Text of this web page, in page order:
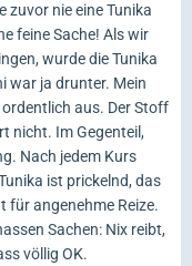
zuvor nie eine Tunika
feine Sache! Als wir
wurde die Tunika
war ja drunter. Mein
aus. Der Stoff
nicht. Im Gegenteil,
Nach jedem Kurs
ist prickelnd, das
für angenehme Reize.
Sachen: Nix reibt,
völlig OK.